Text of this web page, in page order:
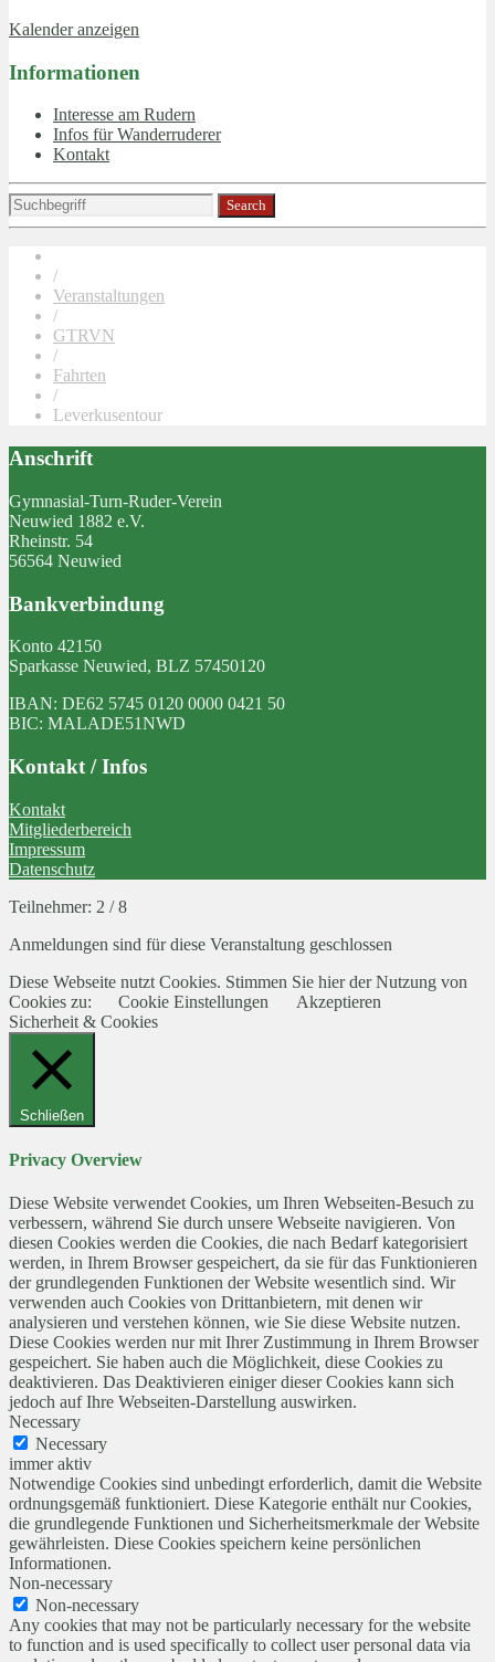
Kalender anzeigen
Informationen
Interesse am Rudern
Infos für Wanderruderer
Kontakt
/
Veranstaltungen
/
GTRVN
/
Fahrten
/
Leverkusentour
Anschrift
Gymnasial-Turn-Ruder-Verein
Neuwied 1882 e.V.
Rheinstr. 54
56564 Neuwied
Bankverbindung
Konto 42150
Sparkasse Neuwied, BLZ 57450120
IBAN: DE62 5745 0120 0000 0421 50
BIC: MALADE51NWD
Kontakt / Infos
Kontakt
Mitgliederbereich
Impressum
Datenschutz
Teilnehmer: 2 / 8
Anmeldungen sind für diese Veranstaltung geschlossen
Diese Webseite nutzt Cookies. Stimmen Sie hier der Nutzung von
Cookies zu:
Cookie Einstellungen
Akzeptieren
Sicherheit & Cookies
Schließen
Privacy Overview
Diese Website verwendet Cookies, um Ihren Webseiten-Besuch zu
verbessern, während Sie durch unsere Webseite navigieren. Von
diesen Cookies werden die Cookies, die nach Bedarf kategorisiert
werden, in Ihrem Browser gespeichert, da sie für das Funktionieren
der grundlegenden Funktionen der Website wesentlich sind. Wir
verwenden auch Cookies von Drittanbietern, mit denen wir
analysieren und verstehen können, wie Sie diese Website nutzen.
Diese Cookies werden nur mit Ihrer Zustimmung in Ihrem Browser
gespeichert. Sie haben auch die Möglichkeit, diese Cookies zu
deaktivieren. Das Deaktivieren einiger dieser Cookies kann sich
jedoch auf Ihre Webseiten-Darstellung auswirken.
Necessary
Necessary
immer aktiv
Notwendige Cookies sind unbedingt erforderlich, damit die Website
ordnungsgemäß funktioniert. Diese Kategorie enthält nur Cookies,
die grundlegende Funktionen und Sicherheitsmerkmale der Website
gewährleisten. Diese Cookies speichern keine persönlichen
Informationen.
Non-necessary
Non-necessary
Any cookies that may not be particularly necessary for the website
to function and is used specifically to collect user personal data via